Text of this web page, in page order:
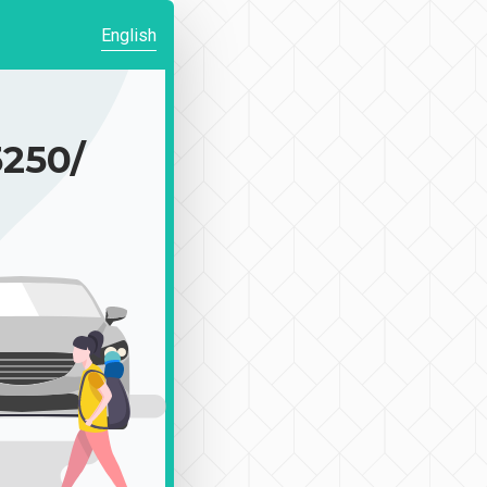
English